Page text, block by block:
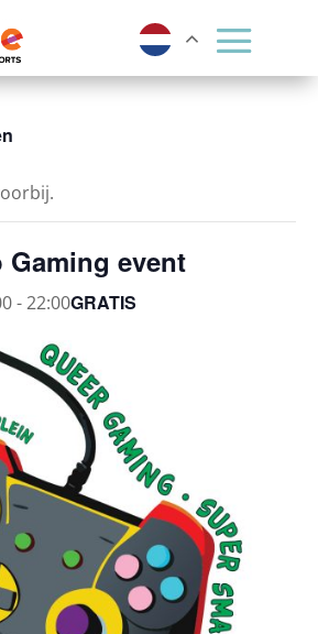
Gaming event
-22:00GRATIS